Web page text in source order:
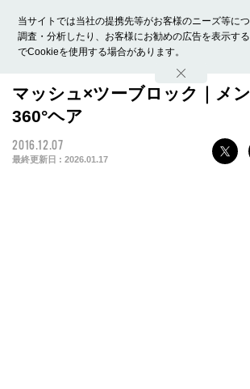
当サイトでは当社の提携先等がお客様のニーズ等に
調査・分析したり、お客様にお勧めの広告を表示す
でCookieを使用する場合があります。
ホーム モデル募集 ランキング フ
マッシュ×ツーブロック｜メ
360°ヘア
2016.12.07
最終更新日 : 2026.01.17